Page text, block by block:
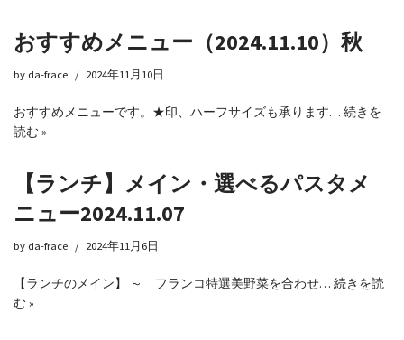
おすすめメニュー（2024.11.10）秋
by da-frace 2024年11月10日
おすすめメニューです。★印、ハーフサイズも承ります… 続きを
読む »
【ランチ】メイン・選べるパスタメ
ニュー2024.11.07
by da-frace 2024年11月6日
【ランチのメイン】 ～ フランコ特選美野菜を合わせ… 続きを読
む »